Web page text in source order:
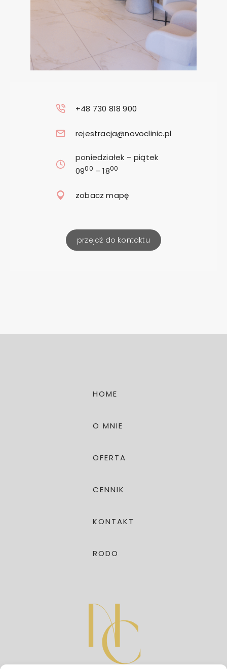
+48 730 818 900
rejestracja@novoclinic.pl
poniedziałek – piątek
0900 – 1800
zobacz mapę
przejdź do kontaktu
HOME
O MNIE
OFERTA
CENNIK
KONTAKT
RODO